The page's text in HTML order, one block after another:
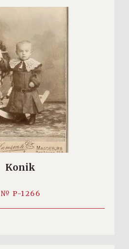
Konik
№ P-1266